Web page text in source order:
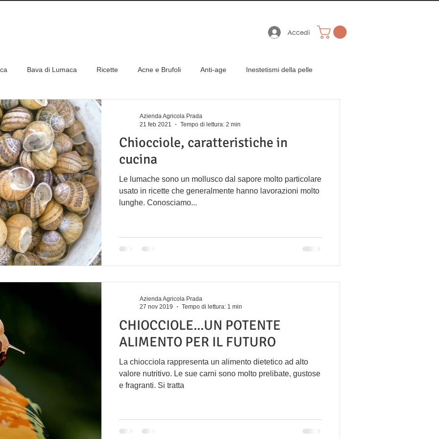
Accedi
Bava di Lumaca Ricette Acne e Brufoli Anti-age Inestetismi della pelle
Frutti di Bosco Come abbinare al meglio i prodotti
Chiocciole, caratteristiche in
cucina
Le lumache sono un mollusco dal sapore molto particolare
usato in ricette che generalmente hanno lavorazioni molto
lunghe. Conosciamo...
Azienda Agricola Prada
21 feb 2021
Tempo di lettura: 2 min
CHIOCCIOLE...UN POTENTE
ALIMENTO PER IL FUTURO
La chiocciola rappresenta un alimento dietetico ad alto
valore nutritivo. Le sue carni sono molto prelibate, gustose
e fragranti. Si tratta
Azienda Agricola Prada
27 nov 2019
Tempo di lettura: 1 min